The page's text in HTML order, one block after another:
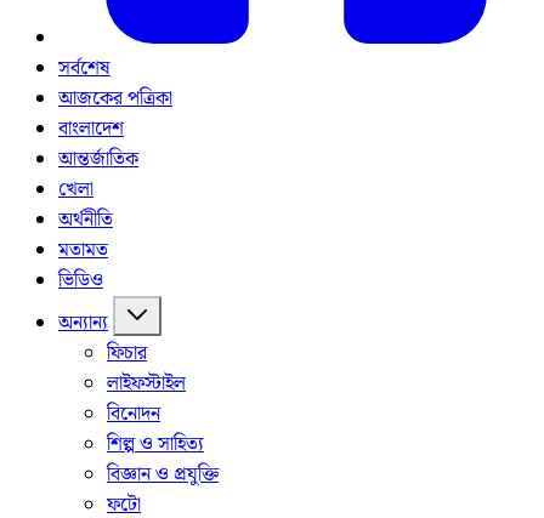
সর্বশেষ
আজকের পত্রিকা
বাংলাদেশ
আন্তর্জাতিক
খেলা
অর্থনীতি
মতামত
ভিডিও
অন্যান্য
ফিচার
লাইফস্টাইল
বিনোদন
শিল্প ও সাহিত্য
বিজ্ঞান ও প্রযুক্তি
ফটো